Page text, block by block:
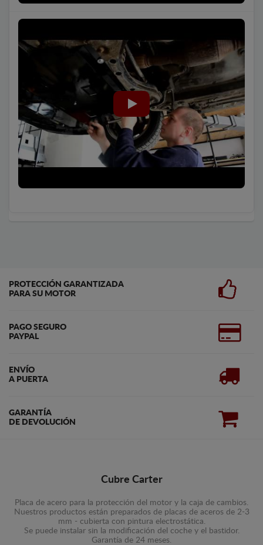
PROTECCIÓN GARANTIZADA
PARA SU MOTOR
PAGO SEGURO
PAYPAL
ENVÍO
A PUERTA
GARANTÍA
DE DEVOLUCIÓN
Cubre Carter
Placa de acero para la protección del motor y la caja de cambios.
Nuestros productos están preparados de placas de aceros de 2-3
mm - cubierta con pintura electrostática.
Se puede instalar sin la modificación del coche y el bastidor.
Garantía de 24 meses.